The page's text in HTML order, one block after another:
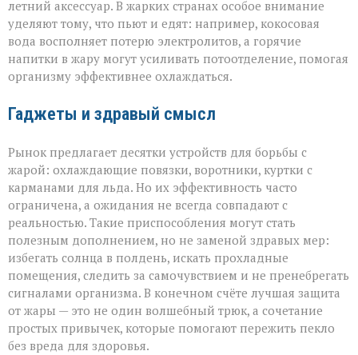
летний аксессуар. В жарких странах особое внимание
уделяют тому, что пьют и едят: например, кокосовая
вода восполняет потерю электролитов, а горячие
напитки в жару могут усиливать потоотделение, помогая
организму эффективнее охлаждаться.
Гаджеты и здравый смысл
Рынок предлагает десятки устройств для борьбы с
жарой: охлаждающие повязки, воротники, куртки с
карманами для льда. Но их эффективность часто
ограничена, а ожидания не всегда совпадают с
реальностью. Такие приспособления могут стать
полезным дополнением, но не заменой здравых мер:
избегать солнца в полдень, искать прохладные
помещения, следить за самочувствием и не пренебрегать
сигналами организма. В конечном счёте лучшая защита
от жары — это не один волшебный трюк, а сочетание
простых привычек, которые помогают пережить пекло
без вреда для здоровья.